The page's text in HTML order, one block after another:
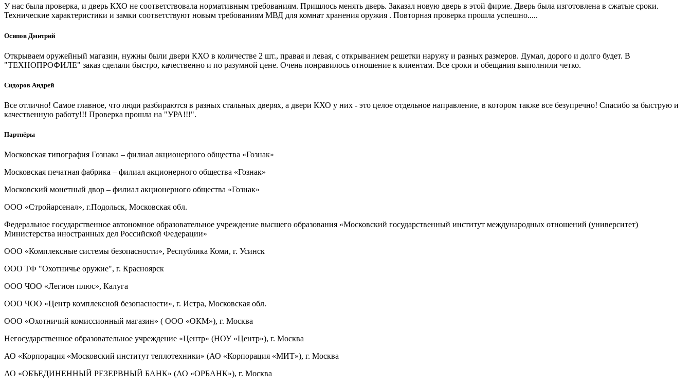
У нас была проверка, и дверь КХО не соответствовала нормативным требованиям. Пришлось менять дверь. Заказал новую дверь в этой фирме. Дверь была изготовлена в сжатые сроки.
Технические характеристики и замки соответствуют новым требованиям МВД для комнат хранения оружия . Повторная проверка прошла успешно.....
Осипов Дмитрий
Открываем оружейный магазин, нужны были двери КХО в количестве 2 шт., правая и левая, с открыванием решетки наружу и разных размеров. Думал, дорого и долго будет. В
"ТЕХНОПРОФИЛЕ" заказ сделали быстро, качественно и по разумной цене. Очень понравилось отношение к клиентам. Все сроки и обещания выполнили четко.
Сидоров Андрей
Все отлично! Самое главное, что люди разбираются в разных стальных дверях, а двери КХО у них - это целое отдельное направление, в котором также все безупречно! Спасибо за быструю и
качественную работу!!! Проверка прошла на "УРА!!!".
Партнёры
Московская типография Гознака – филиал акционерного общества «Гознак»
Московская печатная фабрика – филиал акционерного общества «Гознак»
Московский монетный двор – филиал акционерного общества «Гознак»
ООО «Стройарсенал», г.Подольск, Московская обл.
Федеральное государственное автономное образовательное учреждение высшего образования «Московский государственный институт международных отношений (университет)
Министерства иностранных дел Российской Федерации»
ООО «Комплексные системы безопасности», Республика Коми, г. Усинск
ООО ТФ "Охотничье оружие", г. Красноярск
ООО ЧОО «Легион плюс», Калуга
ООО ЧОО «Центр комплексной безопасности», г. Истра, Московская обл.
ООО «Охотничий комиссионный магазин» ( ООО «ОКМ»), г. Москва
Негосударственное образовательное учреждение «Центр» (НОУ «Центр»), г. Москва
АО «Корпорация «Московский институт теплотехники» (АО «Корпорация «МИТ»), г. Москва
АО «ОБЪЕДИНЕННЫЙ РЕЗЕРВНЫЙ БАНК» (АО «ОРБАНК»), г. Москва